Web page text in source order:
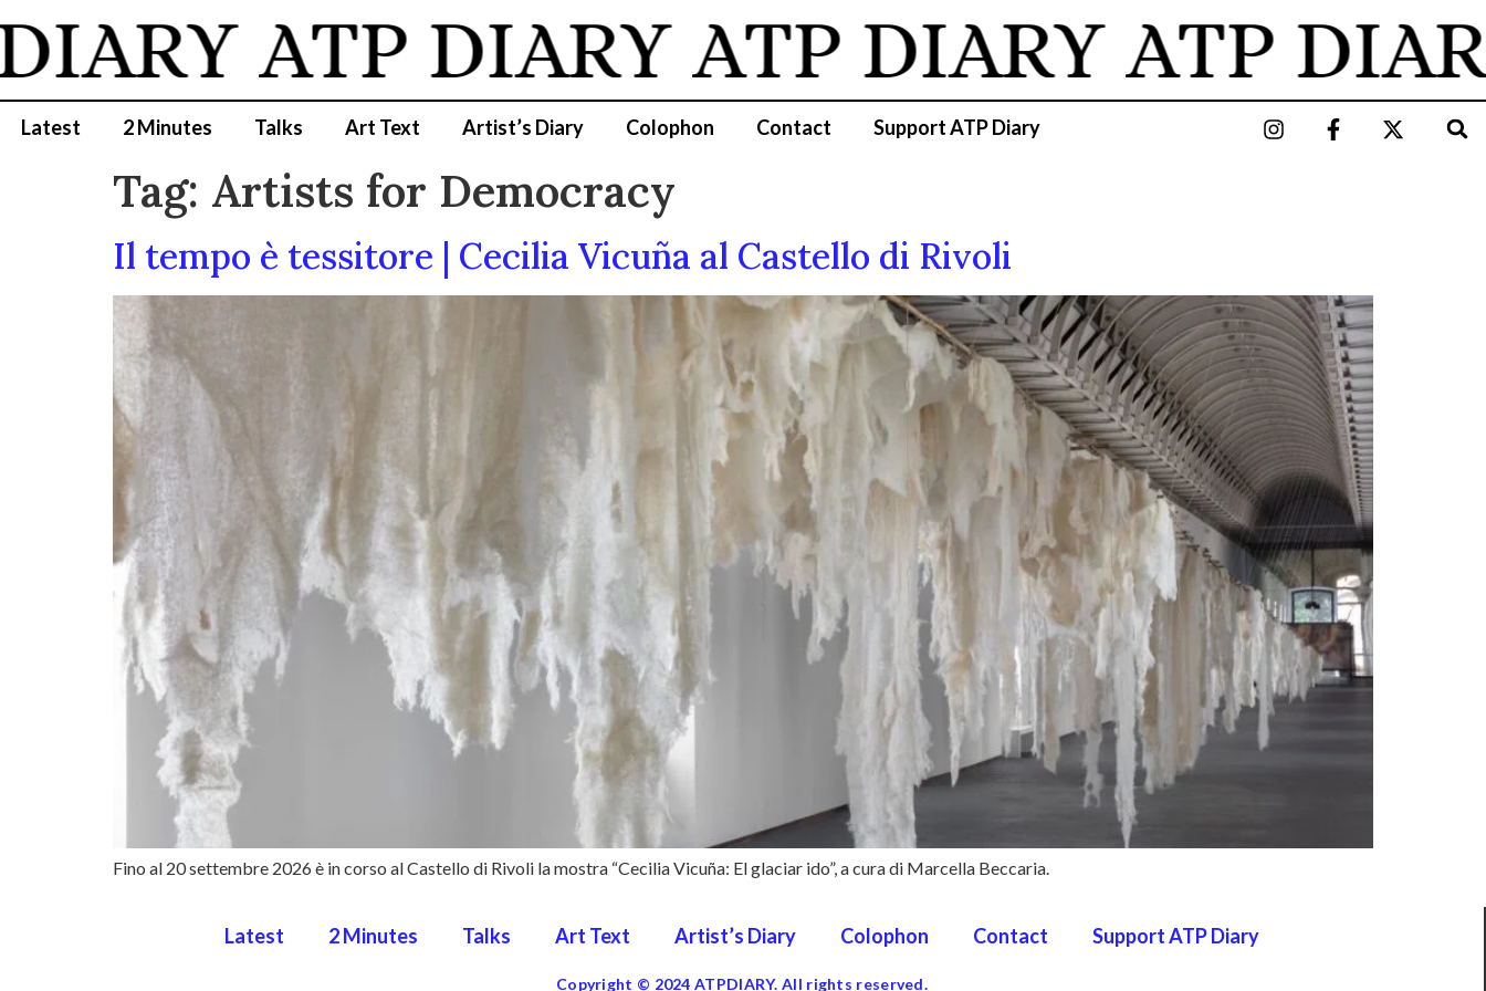
ATP DIARY ATP DIARY ATP
Latest 2 Minutes Talks Art Text Artist’s Diary Colophon Contact Support ATP Diary
Tag: Artists for Democracy
Il tempo è tessitore | Cecilia Vicuña al Castello di Rivoli
Fino al 20 settembre 2026 è in corso al Castello di Rivoli la mostra “Cecilia Vicuña: El glaciar ido”, a cura di Marcella Beccaria.
Latest 2 Minutes Talks Art Text Artist’s Diary Colophon Contact Support ATP Diary
Copyright © 2024 ATPDIARY. All rights reserved.